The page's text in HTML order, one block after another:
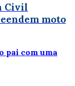
Civil
moto